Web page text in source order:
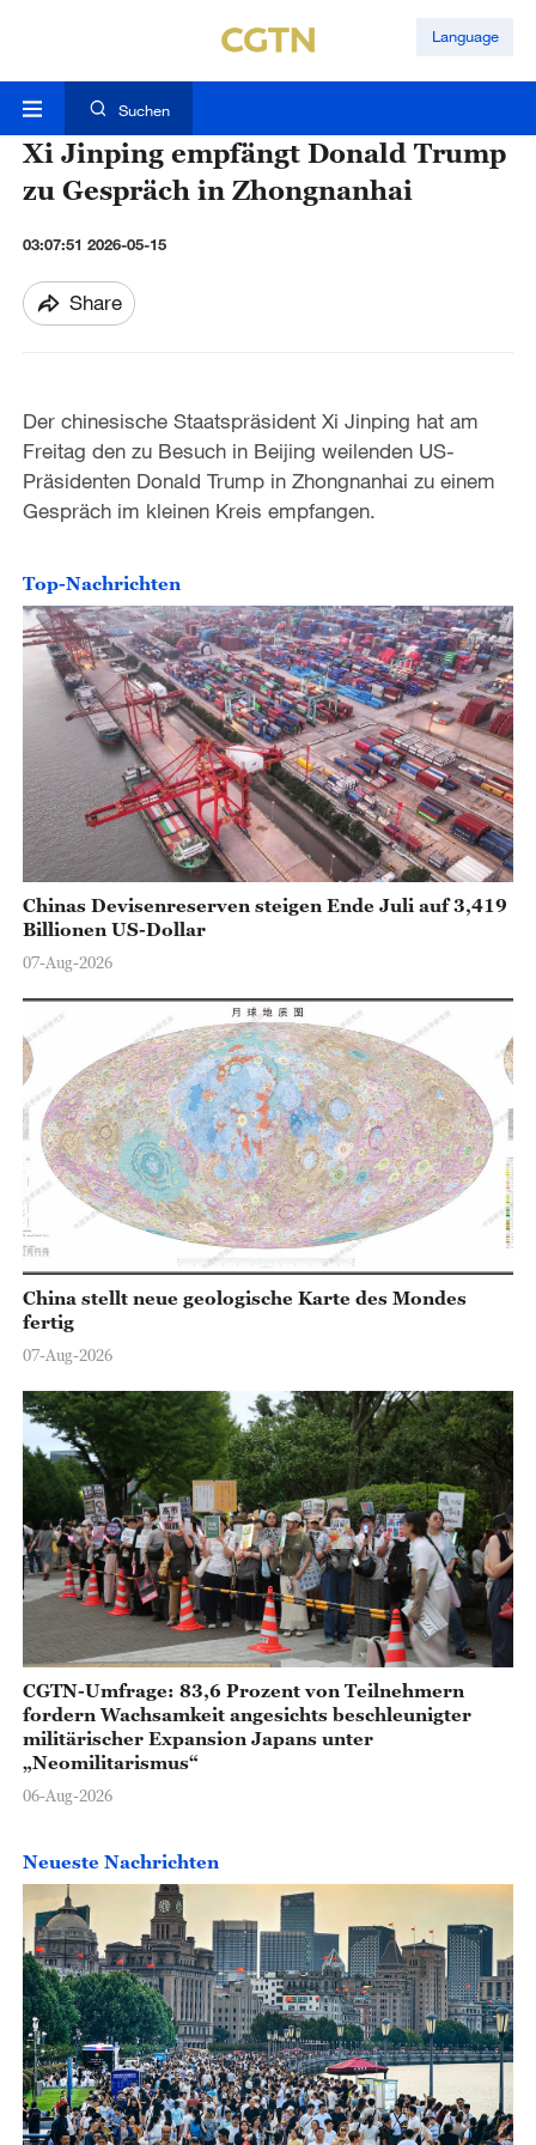
Language
Suchen
Xi Jinping empfängt Donald Trump
zu Gespräch in Zhongnanhai
03:07:51 2026-05-15
Share
Der chinesische Staatspräsident Xi Jinping hat am
Freitag den zu Besuch in Beijing weilenden US-
Präsidenten Donald Trump in Zhongnanhai zu einem
Gespräch im kleinen Kreis empfangen.
Top-Nachrichten
Chinas Devisenreserven steigen Ende Juli auf 3,419
Billionen US-Dollar
07-Aug-2026
China stellt neue geologische Karte des Mondes
fertig
07-Aug-2026
CGTN-Umfrage: 83,6 Prozent von Teilnehmern
fordern Wachsamkeit angesichts beschleunigter
militärischer Expansion Japans unter
„Neomilitarismus“
06-Aug-2026
Neueste Nachrichten